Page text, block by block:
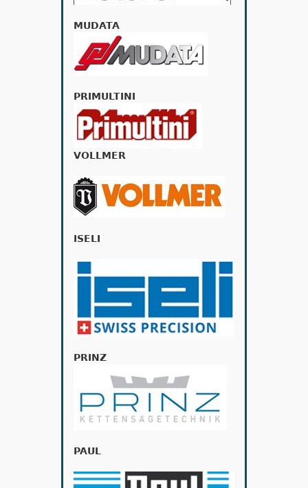
MUDATA
PRIMULTINI
VOLLMER
ISELI
PRINZ
PAUL